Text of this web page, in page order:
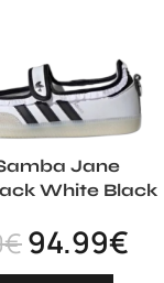
Jane
White Black
€94.99€